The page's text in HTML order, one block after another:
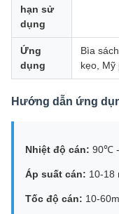
hạn sử
dụng
Ứng
dụng
Bìa
kẹo, Mỹ
Hướng dẫn ứng
Nhiệt độ cán: 90℃
Áp suất cán: 10-18
Tốc độ cán: 10-